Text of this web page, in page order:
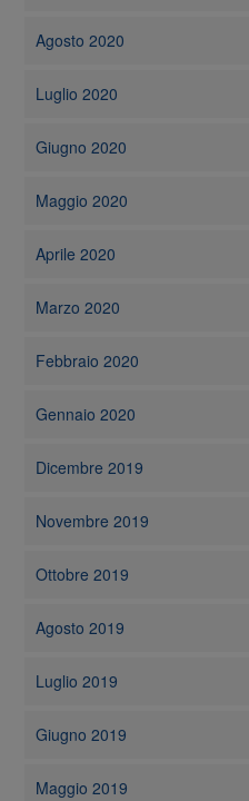
Agosto 2020
Luglio 2020
Giugno 2020
Maggio 2020
Aprile 2020
Marzo 2020
Febbraio 2020
Gennaio 2020
Dicembre 2019
Novembre 2019
Ottobre 2019
Agosto 2019
Luglio 2019
Giugno 2019
Maggio 2019